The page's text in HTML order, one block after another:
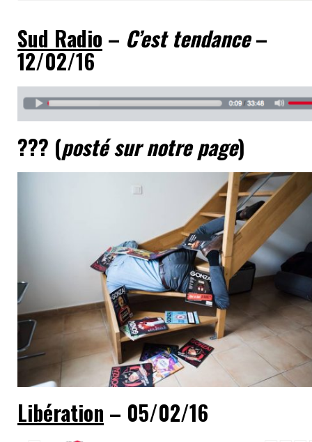
Sud Radio – C’est tendance–
12/02/16
??? (posté sur notre page)
Libération – 05/02/16